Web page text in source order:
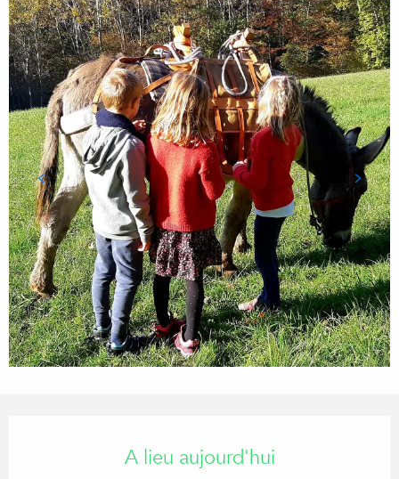
A lieu aujourd'hui